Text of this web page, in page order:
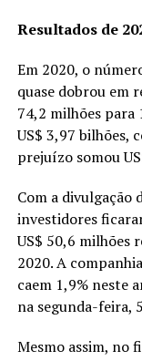
Resultados de
Em 2020, o
quase dobrou em
74,2 milhões para
US$ 3,97 bilhões,
prejuízo somou
Com a divulgação
investidores
US$ 50,6 milhões
2020. A
caem 1,9% neste
na segunda-feira,
Mesmo assim, no